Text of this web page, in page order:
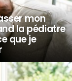
mon
la pédiatre
que je